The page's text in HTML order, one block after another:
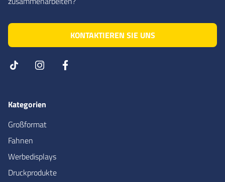
KONTAKTIEREN SIE UNS
Kategorien
Großformat
Fahnen
Werbedisplays
Druckprodukte